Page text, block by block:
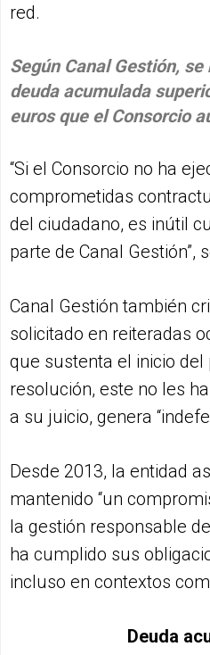
red.
Según Canal Gestión,
deuda acumulada
euros que el Consorcio
“Si el Consorcio no ha
comprometidas
del ciudadano, es inútil
parte de Canal Gestión”,
Canal Gestión también
solicitado en reiteradas
que sustenta el inicio
resolución, este no les
a su juicio, genera
Desde 2013, la entidad
mantenido “un
la gestión responsable
ha cumplido sus
incluso en contextos
Deuda